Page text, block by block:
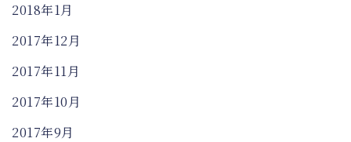
2018年1月
2017年12月
2017年11月
2017年10月
2017年9月